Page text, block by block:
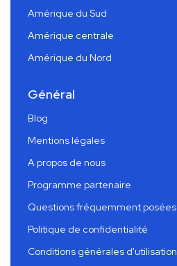
Amérique du Sud
Amérique centrale
Amérique du Nord
Général
Blog
Mentions légales
A propos de nous
Programme partenaire
Questions fréquemment posées
Politique de confidentialité
Conditions générales d'utilisation